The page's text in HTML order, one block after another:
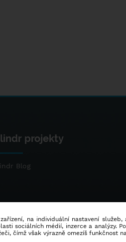
projekty
Blog
na individuální nastavení
sociálních médií, inzerce a analýzy.
čímž však výrazně omezíš funkčnost